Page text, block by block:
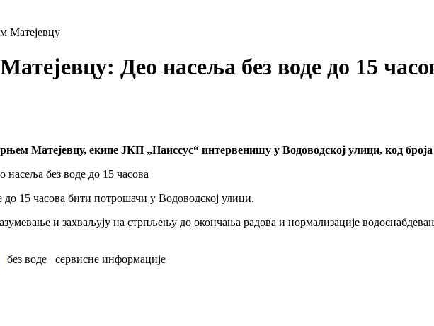
Матејевцу
Део насеља без воде до 15
Матејевцу, екипе ЈКП „Наиссус“ интервенишу у Водоводској улици, код броја
до 15 часова бити потрошачи у Водоводској улици.
и захваљују на стрпљењу до окончања радова и нормализације
без воде
сервисне информације